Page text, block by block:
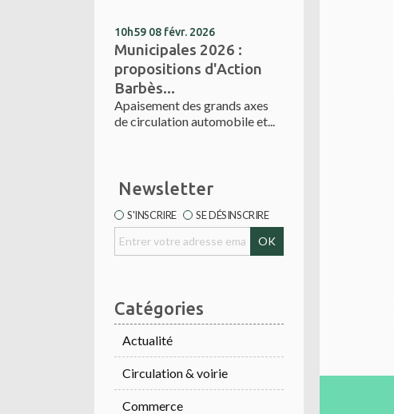
10h59 08 févr. 2026
Municipales 2026 :
propositions d'Action
Barbès...
Apaisement des grands axes
de circulation automobile et...
Newsletter
S'INSCRIRE SE DÉSINSCRIRE
Catégories
Actualité
Circulation & voirie
Commerce